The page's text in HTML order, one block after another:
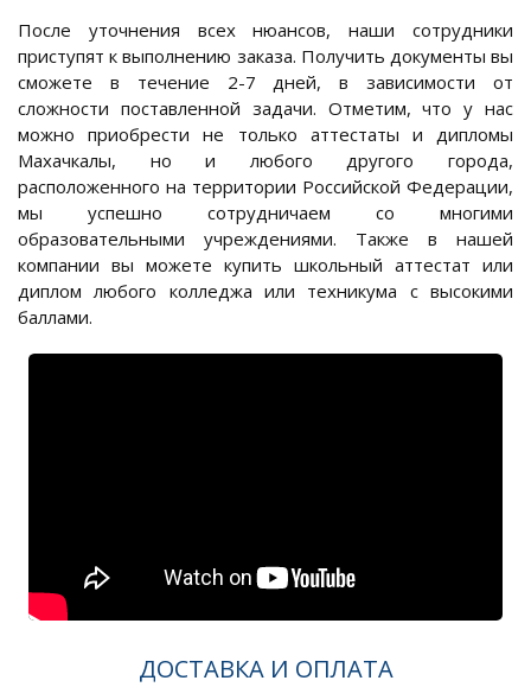
После уточнения всех нюансов, наши сотрудники
приступят к выполнению заказа. Получить документы вы
сможете в течение 2-7 дней, в зависимости от
сложности поставленной задачи. Отметим, что у нас
можно приобрести не только аттестаты и дипломы
Махачкалы, но и любого другого города,
расположенного на территории Российской Федерации,
мы успешно сотрудничаем со многими
образовательными учреждениями. Также в нашей
компании вы можете купить школьный аттестат или
диплом любого колледжа или техникума с высокими
баллами.
ДОСТАВКА И ОПЛАТА